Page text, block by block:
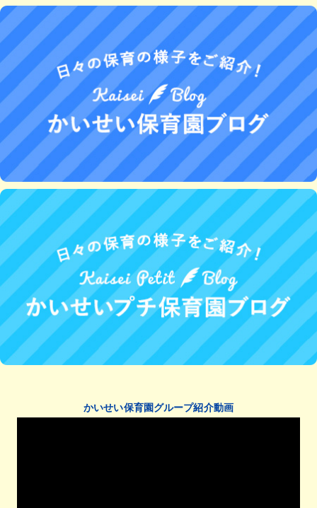
かいせい保育園グループ紹介動画